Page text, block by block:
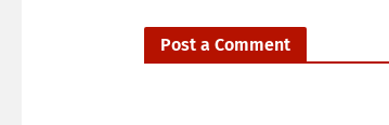
Post a Comment